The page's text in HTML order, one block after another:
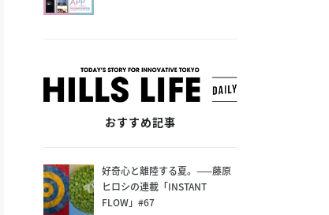
おすすめ記事
好奇心と離陸する夏。——藤原
ヒロシの連載「INSTANT
FLOW」#67